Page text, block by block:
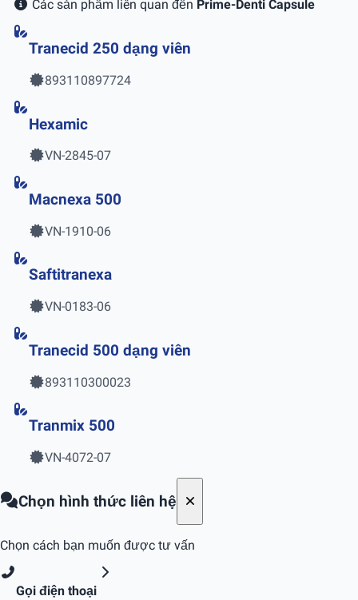
Các sản phẩm liên quan đến Prime-Denti Capsule
Tranecid 250 dạng viên
893110897724
Hexamic
VN-2845-07
Macnexa 500
VN-1910-06
Saftitranexa
VN-0183-06
Tranecid 500 dạng viên
893110300023
Tranmix 500
VN-4072-07
Chọn hình thức liên hệ
Chọn cách bạn muốn được tư vấn
Gọi điện thoại